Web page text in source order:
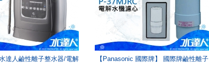
達人鹼性離子整水器/電解
【Panasonic 國際牌】 國際牌鹼性離子